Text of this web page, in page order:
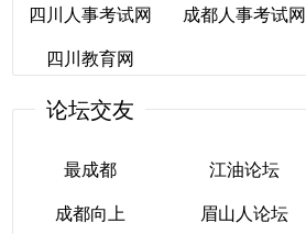
四川人事考试网
四川人事考试网
成都人事考试网
四川教育网
四川教育网
论坛交友
最成都
最成都
江油论坛
江油论坛
成都向上
眉山人论坛